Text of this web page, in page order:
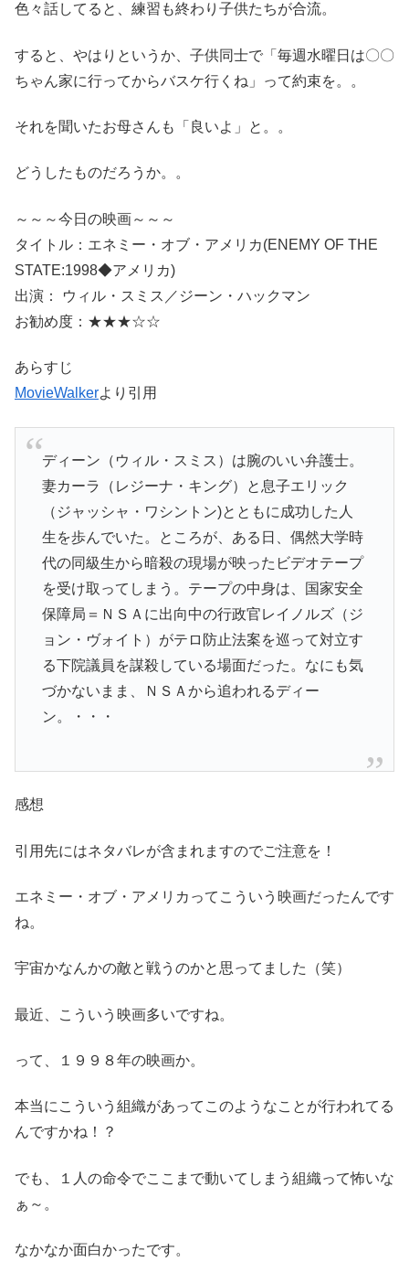
色々話してると、練習も終わり子供たちが合流。
すると、やはりというか、子供同士で「毎週水曜日は〇〇
ちゃん家に行ってからバスケ行くね」って約束を。。
それを聞いたお母さんも「良いよ」と。。
どうしたものだろうか。。
～～～今日の映画～～～
タイトル：エネミー・オブ・アメリカ(ENEMY OF THE
STATE:1998◆アメリカ)
出演： ウィル・スミス／ジーン・ハックマン
お勧め度：★★★☆☆
あらすじ
MovieWalkerより引用
ディーン（ウィル・スミス）は腕のいい弁護士。
妻カーラ（レジーナ・キング）と息子エリック
（ジャッシャ・ワシントン)とともに成功した人
生を歩んでいた。ところが、ある日、偶然大学時
代の同級生から暗殺の現場が映ったビデオテープ
を受け取ってしまう。テープの中身は、国家安全
保障局＝ＮＳＡに出向中の行政官レイノルズ（ジ
ョン・ヴォイト）がテロ防止法案を巡って対立す
る下院議員を謀殺している場面だった。なにも気
づかないまま、ＮＳＡから追われるディー
ン。・・・
感想
引用先にはネタバレが含まれますのでご注意を！
エネミー・オブ・アメリカってこういう映画だったんです
ね。
宇宙かなんかの敵と戦うのかと思ってました（笑）
最近、こういう映画多いですね。
って、１９９８年の映画か。
本当にこういう組織があってこのようなことが行われてる
んですかね！？
でも、１人の命令でここまで動いてしまう組織って怖いな
ぁ～。
なかなか面白かったです。